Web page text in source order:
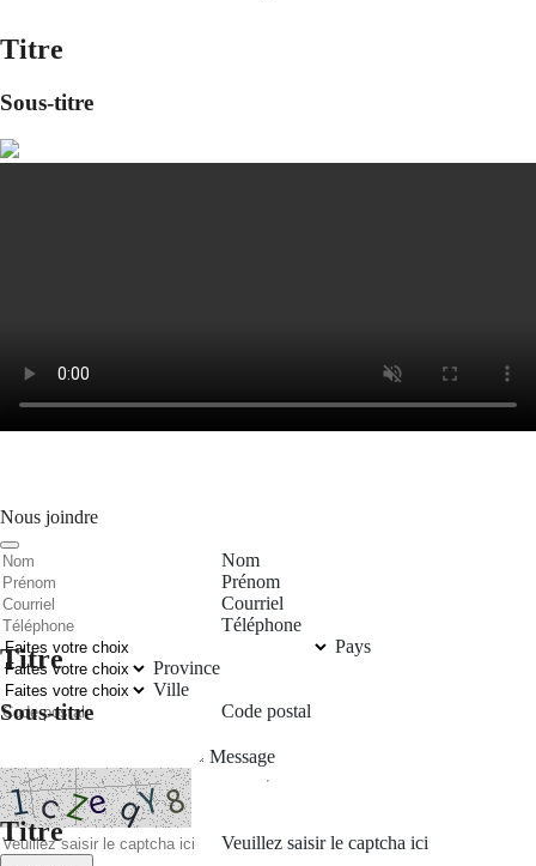
Titre
Sous-titre
Titre
Sous-titre
Titre
Nous joindre
Nom
Prénom
Courriel
Téléphone
Pays
Province
Ville
Code postal
Message
Veuillez saisir le captcha ici